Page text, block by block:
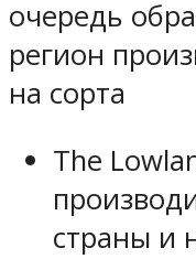
очередь
регион
на сорта
The
страны и